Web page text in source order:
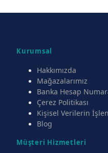
Kurumsal
Hakkımızda
Mağazalarımız
Banka Hesap
Çerez Politikası
Kişisel Verilerin
Blog
Müşteri Hizmetleri